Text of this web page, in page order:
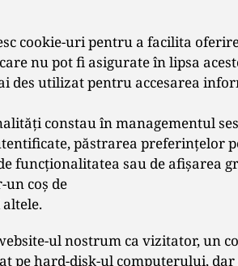
cookie-uri pentru a facilita
nu pot fi asigurate în lipsa
des utilizat pentru accesarea
constau în managementul
păstrarea preferințelor
funcționalitatea sau de afișarea
coș de
ul nostrum ca vizitator, un
pe hard-disk-ul computerului,